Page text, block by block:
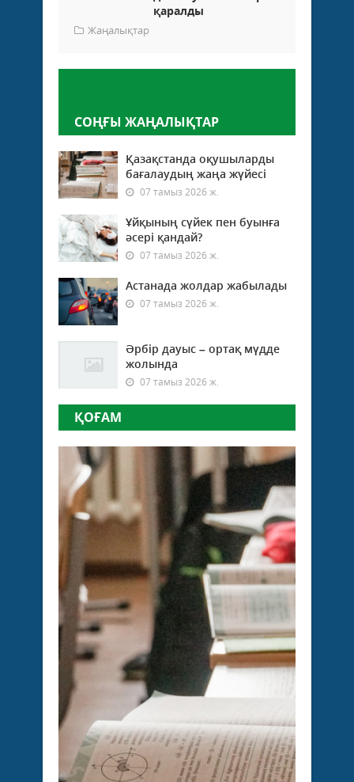
қаралды
Жаңалықтар
СОҢҒЫ ЖАҢАЛЫҚТАР
Қазақстанда оқушыларды
бағалаудың жаңа жүйесі
07 тамыз 2026 ж.
Ұйқының сүйек пен буынға
әсері қандай?
07 тамыз 2026 ж.
Астанада жолдар жабылады
07 тамыз 2026 ж.
Әрбір дауыс – ортақ мүдде
жолында
07 тамыз 2026 ж.
ҚОҒАМ